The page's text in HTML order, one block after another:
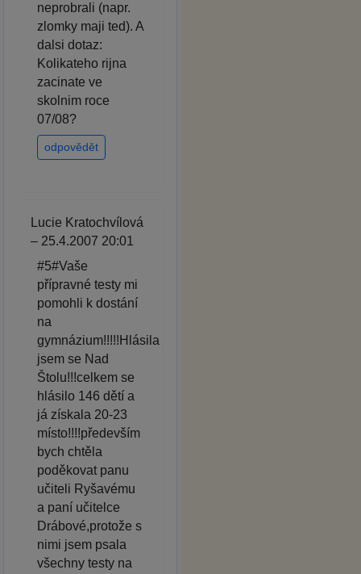
neprobrali (napr.
zlomky maji ted). A
dalsi dotaz:
Kolikateho rijna
zacinate ve
skolnim roce
07/08?
odpovědět
Lucie Kratochvílová
– 25.4.2007 20:01
#5#Vaše
přípravné testy mi
pomohli k dostání
na
gymnázium!!!!!Hlásila
jsem se Nad
Štolu!!!celkem se
hlásilo 146 dětí a
já získala 20-23
místo!!!!především
bych chtěla
poděkovat panu
učiteli Ryšavému
a paní učitelce
Drábové,protože s
nimi jsem psala
všechny testy na